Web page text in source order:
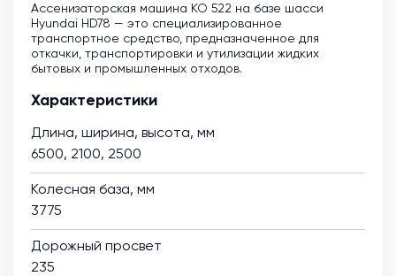
Ассенизаторская машина KO 522 на базе шасси
Hyundai HD78 — это специализированное
транспортное средство, предназначенное для
откачки, транспортировки и утилизации жидких
бытовых и промышленных отходов.
Характеристики
Длина, ширина, высота, мм
6500, 2100, 2500
Колесная база, мм
3775
Дорожный просвет
235